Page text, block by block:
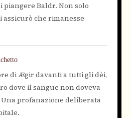
Baldr. Non solo
assicurò che rimanesse
di Ægir davanti a tutti gli dèi,
dove il sangue non doveva
Una profanazione deliberata